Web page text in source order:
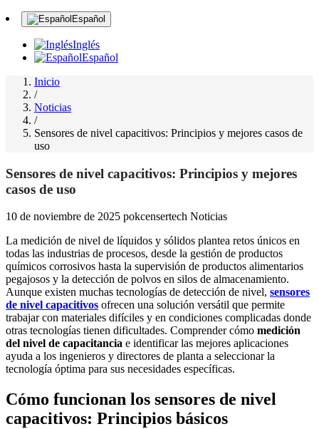
Español
Inglés
Español
Inicio
/
Noticias
/
Sensores de nivel capacitivos: Principios y mejores casos de
uso
Sensores de nivel capacitivos: Principios y mejores
casos de uso
10 de noviembre de 2025 pokcensertech Noticias
La medición de nivel de líquidos y sólidos plantea retos únicos en
todas las industrias de procesos, desde la gestión de productos
químicos corrosivos hasta la supervisión de productos alimentarios
pegajosos y la detección de polvos en silos de almacenamiento.
Aunque existen muchas tecnologías de detección de nivel, sensores
de nivel capacitivos ofrecen una solución versátil que permite
trabajar con materiales difíciles y en condiciones complicadas donde
otras tecnologías tienen dificultades. Comprender cómo medición
del nivel de capacitancia e identificar las mejores aplicaciones
ayuda a los ingenieros y directores de planta a seleccionar la
tecnología óptima para sus necesidades específicas.
Cómo funcionan los sensores de nivel
capacitivos: Principios básicos